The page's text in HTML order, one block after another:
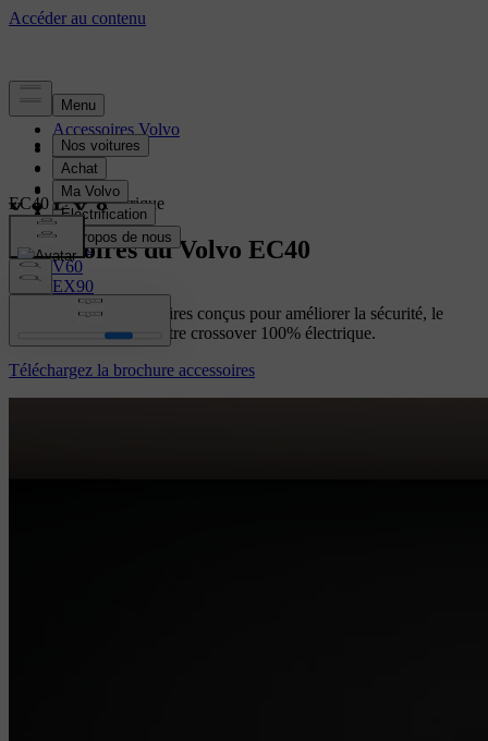
Accessoires Volvo
EX30
EX40
EC40
XC40
EX60
XC60
V60
EX90
ES90
EC40 100% électrique
Accessoires du Volvo EC40
Découvrez nos accessoires conçus pour améliorer la sécurité, le
confort et le style de votre crossover 100% électrique.
Téléchargez la brochure accessoires